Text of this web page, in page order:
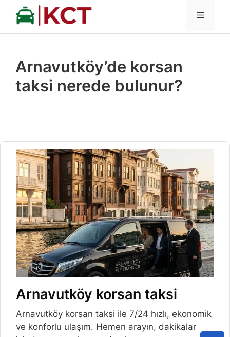
İçeriğe
MENÜ
Arnavutköy’de korsan
taksi nerede bulunur?
Arnavutköy korsan taksi
Arnavutköy korsan taksi ile 7/24 hızlı, ekonomik
ve konforlu ulaşım. Hemen arayın, dakikalar